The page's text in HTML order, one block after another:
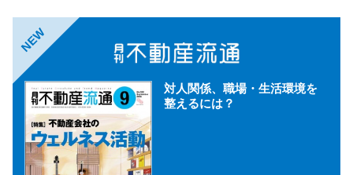
NEW
対人関係、職場・生活環境を
整えるには？